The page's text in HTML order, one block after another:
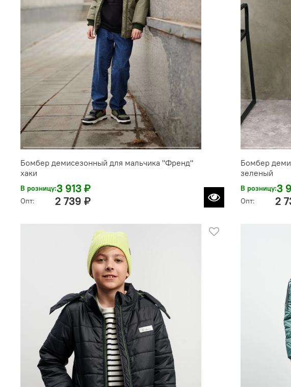
Бомбер демисезонный для мальчика "Френд"
хаки
В розницу:3 913 ₽
Опт: 2 739 ₽
Бомбер
зеленый
В розницу:3
Опт: 2